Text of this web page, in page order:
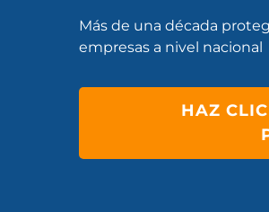
Más de una década
empresas a nivel nacional
HAZ